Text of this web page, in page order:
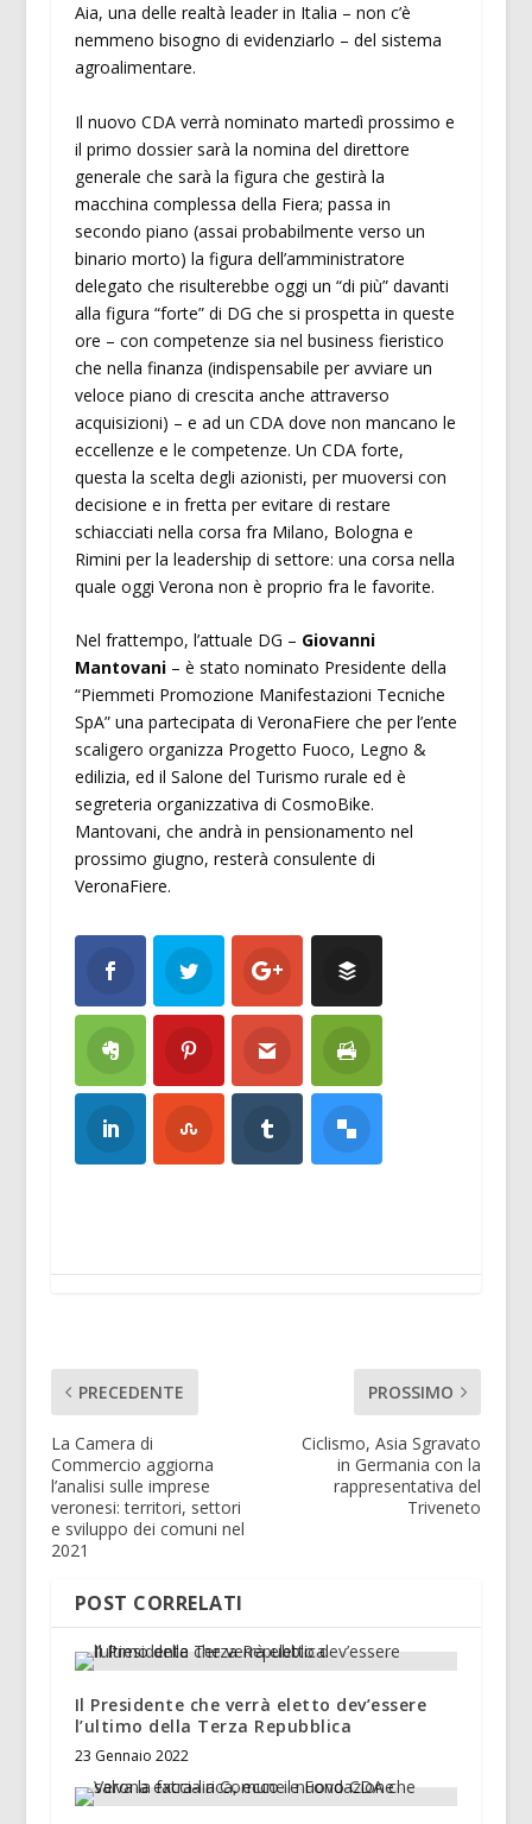
Aia, una delle realtà leader in Italia – non c’è
nemmeno bisogno di evidenziarlo – del sistema
agroalimentare.
Il nuovo CDA verrà nominato martedì prossimo e
il primo dossier sarà la nomina del direttore
generale che sarà la figura che gestirà la
macchina complessa della Fiera; passa in
secondo piano (assai probabilmente verso un
binario morto) la figura dell’amministratore
delegato che risulterebbe oggi un “di più” davanti
alla figura “forte” di DG che si prospetta in queste
ore – con competenze sia nel business fieristico
che nella finanza (indispensabile per avviare un
veloce piano di crescita anche attraverso
acquisizioni) – e ad un CDA dove non mancano le
eccellenze e le competenze. Un CDA forte,
questa la scelta degli azionisti, per muoversi con
decisione e in fretta per evitare di restare
schiacciati nella corsa fra Milano, Bologna e
Rimini per la leadership di settore: una corsa nella
quale oggi Verona non è proprio fra le favorite.
Nel frattempo, l’attuale DG – Giovanni
Mantovani– è stato nominato Presidente della
“Piemmeti Promozione Manifestazioni Tecniche
SpA” una partecipata di VeronaFiere che per l’ente
scaligero organizza Progetto Fuoco, Legno &
edilizia, ed il Salone del Turismo rurale ed è
segreteria organizzativa di CosmoBike.
Mantovani, che andrà in pensionamento nel
prossimo giugno, resterà consulente di
VeronaFiere.
PRECEDENTE
La Camera di
Commercio aggiorna
l’analisi sulle imprese
veronesi: territori, settori
e sviluppo dei comuni nel
2021
PROSSIMO
Ciclismo, Asia Sgravato
in Germania con la
rappresentativa del
Triveneto
POST CORRELATI
Il Presidente che verrà eletto dev’essere
l’ultimo della Terza Repubblica
23 Gennaio 2022